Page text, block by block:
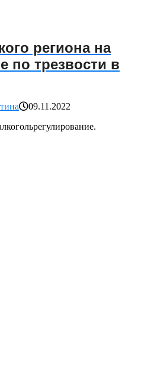
региона на
по трезвости в
09.11.2022